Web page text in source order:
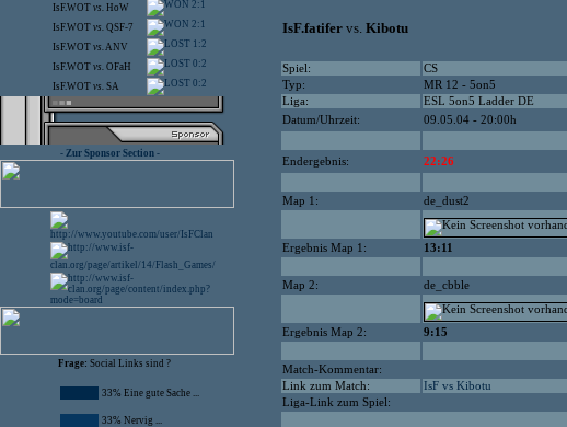
IsF.WOT vs. HoW 2:1
IsF.WOT vs. QSF-7 2:1
IsF.WOT vs.ANV 1:2
IsF.WOT vs. OFaH 0:2
IsF.WOT vs. SA 0:2
- Zur Sponsor Section -
Frage: Social Links sind ?
33% Eine gute Sache ...
33% Nervig ...
IsF.fatifer vs. Kibotu
Spiel:
CS
Typ:
MR 12 - 5on5
Liga:
ESL 5on5 Ladder DE
Datum/Uhrzeit:
09.05.04 - 20:00h
Endergebnis: 22:26
Map 1: de_dust2
Ergebnis Map 1: 13:11
Map 2: de_cbble
Ergebnis Map 2: 9:15
Match-Kommentar:
Link zum Match:
IsF vs Kibotu
Liga-Link zum Spiel: